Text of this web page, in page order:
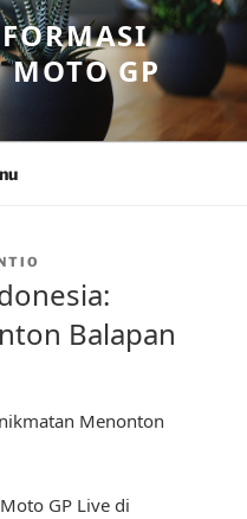
MOTO GP
Balapan
Menonton
GP Live di